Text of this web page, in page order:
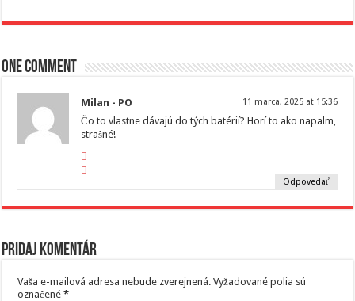
One comment
Milan - PO 11 marca, 2025 at 15:36
Čo to vlastne dávajú do tých batérií? Horí to ako napalm,
strašné!
Odpovedať
Pridaj komentár
Vaša e-mailová adresa nebude zverejnená. Vyžadované polia sú
označené*